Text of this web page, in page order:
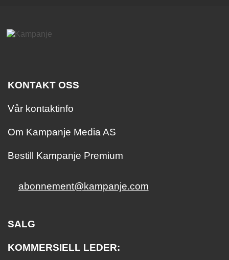
KONTAKT OSS
Vår kontaktinfo
Om Kampanje Media AS
Bestill Kampanje Premium
abonnement@kampanje.com
SALG
KOMMERSIELL LEDER: